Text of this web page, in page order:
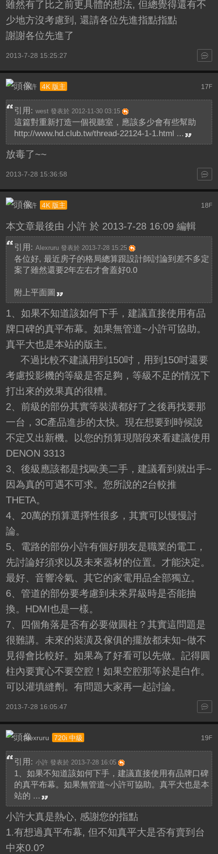
雖然有了比之前更具體的想法, 但總覺得還有不
少地方沒考慮到, 還請各位先進指點指點
謝謝各位先進了
2013-7-28 15:25:27
17F
小許 4K 版主
引用: west 發表於 2012-11-30 03:15
這篇對重新打造一個視聽室，應該多少會有些幫助
http://www.hd.club.tw/thread-22124-1-1.html ...
放毒了~~
2013-7-28 15:36:58
18F
小許 4K 版主
本文章最後由 小許 於 2013-7-28 16:09 編輯
引用: Alexruru 發表於 2013-7-28 15:25
各位好, 最近房子的格局總算跟設計師討論到差不多定
案了雖然還要2年左右才會蓋好0.0
附上平面圖
1、如果不知道該如何下手，建議直接使用有品
牌口碑的真平布幕。如果無管道~小許可協助。
真平大也是本站的版主。
不過比較不建議用到150吋，用到150吋還要
考慮投影機的等級是否足夠，等級不足的情況下
打出來的效果真的很糟。
2、前級的部份其實等裝潢都好了之後再找要那
一台，3C產品進步的太快。現在想要到時候說
不定又出新機。以您的預算現階段來看建議使用
DENON 3313
3、後級應該都是找歐美二手，建議看到就出手~
因為真的可遇不可求。您所說的2台較推
THETA。
4、20萬的預算選擇性很多，其實可以慢慢討
論。
5、電路的部份小許有個好朋友是職業的電工，
先討論好須求以及未來器材的位置。才能決定。
最好、音響冷氣、其它的家電用品全部獨立。
6、管道的部份要考慮到未來昇級時是否能抽
換。HDMI也是一樣。
7、四個角落是否有必要做圓柱？其實這問題是
很難講。未來的裝潢及傢俱的擺放都未知~做不
見得會比較好。如果為了好看可以先做。記得圓
柱內要實心不要空腔！如果空腔那等於是白作。
可以灌填縫劑。有問題大家再一起討論。
2013-7-28 16:05:47
19F
Alexruru 720i 中級
引用: 小許 發表於 2013-7-28 16:05
1、如果不知道該如何下手，建議直接使用有品牌口碑
的真平布幕。如果無管道~小許可協助。真平大也是本
站的 ...
小許大真是熱心, 感謝您的指點
1.有想過真平布幕, 但不知真平大是否有賣到台
中來0.0?